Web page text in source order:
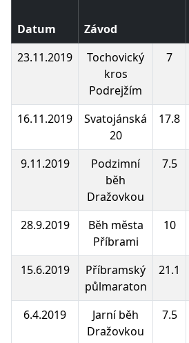
Datum Závod
23.11.2019
Tochovický
kros
Podrejžím
7
16.11.2019
Svatojánská
20
17.8
9.11.2019
Podzimní
běh
Dražovkou
7.5
28.9.2019
Běh města
Příbrami
10
15.6.2019
Příbramský
půlmaraton
21.1
6.4.2019
Jarní běh
Dražovkou
7.5